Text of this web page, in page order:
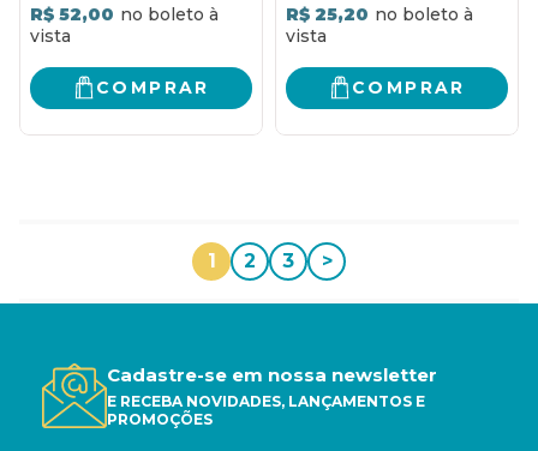
R$ 52,00
COMPRAR
R$ 25,20
COMPRAR
1 2 3 >
Cadastre-se em nossa newsletter
E RECEBA NOVIDADES, LANÇAMENTOS E
PROMOÇÕES